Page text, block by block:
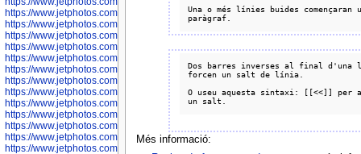
https://www.jetphotos.com/photographer/598305
https://www.jetphotos.com/photographer/598307
https://www.jetphotos.com/photographer/598310
https://www.jetphotos.com/photographer/598312
https://www.jetphotos.com/photographer/598317
https://www.jetphotos.com/photographer/598318
https://www.jetphotos.com/photographer/598320
https://www.jetphotos.com/photographer/598321
https://www.jetphotos.com/photographer/598322
https://www.jetphotos.com/photographer/598324
https://www.jetphotos.com/photographer/598328
https://www.jetphotos.com/photographer/598340
https://www.jetphotos.com/photographer/598341
Una o més línies buides començaran
Dos barres inverses al final
forcen un salt de línia.
O useu aquesta sintaxi: [[<<]] per
Més informació: